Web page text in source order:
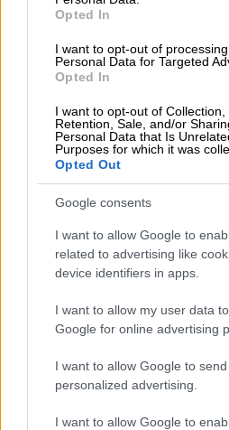
Opted In
I want to opt-out of
Personal Data for Targeted
Opted In
I want to opt-out of Collection,
Retention, Sale, and/or
Personal Data that Is
Purposes for which it was
Opted Out
Google consents
I want to allow Google to
related to advertising like
device identifiers in apps.
I want to allow my user data
Google for online advertising
I want to allow Google to
personalized advertising.
I want to allow Google to
Ο κυβερνήτης της
νοσοκομείου κατά την